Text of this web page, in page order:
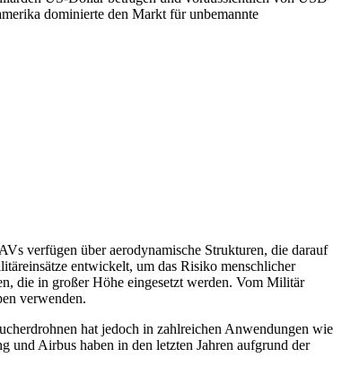
dominierte den Markt für unbemannte
verfügen über aerodynamische Strukturen, die darauf
entwickelt, um das Risiko menschlicher
die in großer Höhe eingesetzt werden. Vom Militär
verwenden.
hat jedoch in zahlreichen Anwendungen wie
und Airbus haben in den letzten Jahren aufgrund der